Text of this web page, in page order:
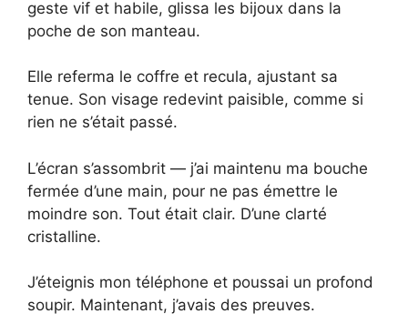
geste vif et habile, glissa les bijoux dans la
poche de son manteau.
Elle referma le coffre et recula, ajustant sa
tenue. Son visage redevint paisible, comme si
rien ne s’était passé.
L’écran s’assombrit — j’ai maintenu ma bouche
fermée d’une main, pour ne pas émettre le
moindre son. Tout était clair. D’une clarté
cristalline.
J’éteignis mon téléphone et poussai un profond
soupir. Maintenant, j’avais des preuves.